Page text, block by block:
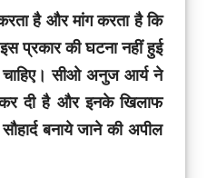
है और मांग करता है कि
प्रकार की घटना नहीं हुई
चाहिए। सीओ अनुज आर्य ने
कर दी है और इनके खिलाफ
बनाये जाने की अपील